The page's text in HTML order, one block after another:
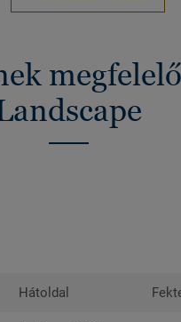
Hátoldal